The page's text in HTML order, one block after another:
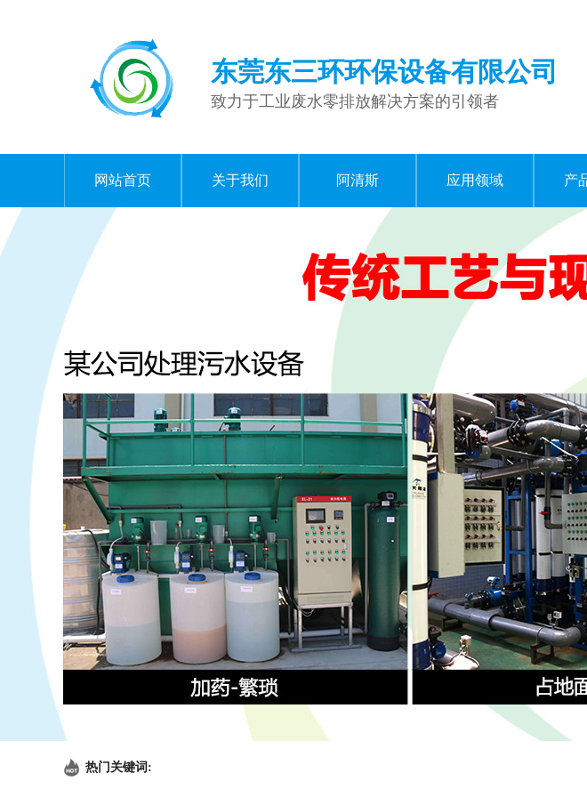
东莞东三环环保设备有限公司
致力于工业废水零排放解决方案的引领者
网站首页 关于我们 阿清斯 应用领域 产
热门关键词: